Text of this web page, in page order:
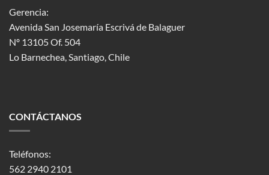
Gerencia:
Avenida San Josemaría Escrivá de Balaguer
Nº 13105 Of. 504
Lo Barnechea, Santiago, Chile
CONTÁCTANOS
Teléfonos:
562 2940 2101